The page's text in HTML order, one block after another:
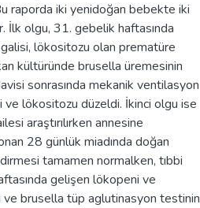
raporda iki yenidoğan bebekte iki
İlk olgu, 31. gebelik haftasında
lökositozu olan prematüre
kültüründe brusella üremesinin
sonrasında mekanik ventilasyon
lökositozu düzeldi. İkinci olgu ise
araştırılırken annesine
28 günlük miadında doğan
tamamen normalken, tıbbi
gelişen lökopeni ve
brusella tüp aglutinasyon testinin